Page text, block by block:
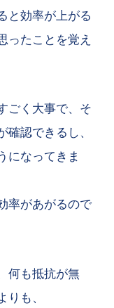
と効率が上がる
ったことを覚え
ごく大事で、そ
認できるし、
になってきま
率があがるので
何も抵抗が無
も、